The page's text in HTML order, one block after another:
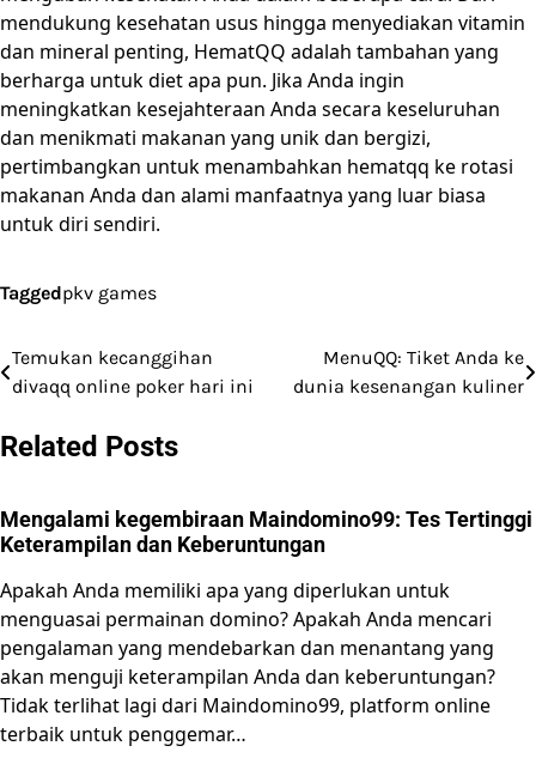
mendukung kesehatan usus hingga menyediakan vitamin
dan mineral penting, HematQQ adalah tambahan yang
berharga untuk diet apa pun. Jika Anda ingin
meningkatkan kesejahteraan Anda secara keseluruhan
dan menikmati makanan yang unik dan bergizi,
pertimbangkan untuk menambahkan hematqq ke rotasi
makanan Anda dan alami manfaatnya yang luar biasa
untuk diri sendiri.
Taggedpkv games
Post
navigation
Temukan kecanggihan
divaqq online poker hari ini
MenuQQ: Tiket Anda ke
dunia kesenangan kuliner
Related Posts
Mengalami kegembiraan Maindomino99: Tes Tertinggi
Keterampilan dan Keberuntungan
Apakah Anda memiliki apa yang diperlukan untuk
menguasai permainan domino? Apakah Anda mencari
pengalaman yang mendebarkan dan menantang yang
akan menguji keterampilan Anda dan keberuntungan?
Tidak terlihat lagi dari Maindomino99, platform online
terbaik untuk penggemar…